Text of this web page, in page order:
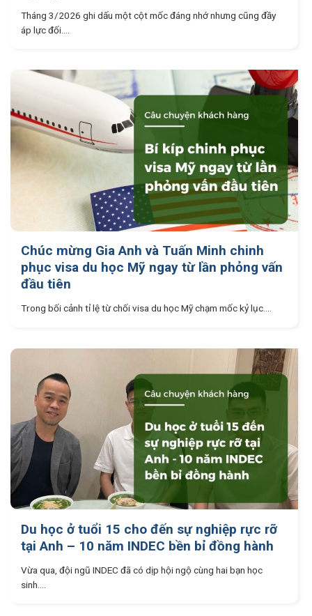
Tháng 3/2026 ghi dấu một cột mốc đáng nhớ nhưng cũng đầy
áp lực đối....
Chúc mừng Gia Anh và Tuấn Minh chinh
phục visa du học Mỹ ngay từ lần phỏng vấn
đầu tiên
Trong bối cảnh tỉ lệ từ chối visa du học Mỹ chạm mốc kỷ lục....
Du học ở tuổi 15 cho đến sự nghiệp rực rỡ
tại Anh – 10 năm INDEC bền bỉ đồng hành
Vừa qua, đội ngũ INDEC đã có dịp hội ngộ cùng hai bạn học
sinh....